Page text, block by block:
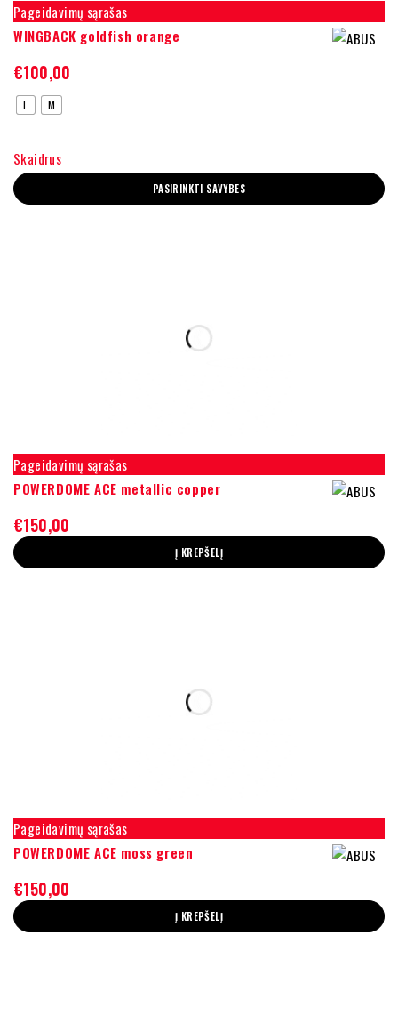
Pageidavimų sąrašas
WINGBACK goldfish orange
€100,00
L M
Skaidrus
PASIRINKTI SAVYBES
Pageidavimų sąrašas
POWERDOME ACE metallic copper
€150,00
Į KREPŠELĮ
Pageidavimų sąrašas
POWERDOME ACE moss green
€150,00
Į KREPŠELĮ